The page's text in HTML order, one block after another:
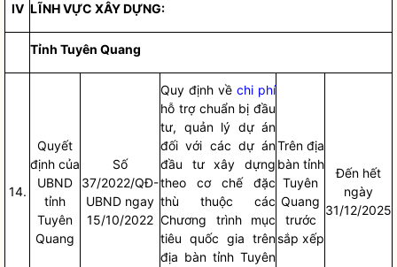
IV LĨNH VỰC XÂY DỰNG:
Tỉnh Tuyên Quang
14.
Quyết
định của
UBND
tỉnh
Tuyên
Quang
Số
37/2022/QĐ-
UBND ngay
15/10/2022
Quy định về chi phí
hỗ trợ chuẩn bị đầu
tư, quản lý dự án
đối với các dự án
đầu tư xây dựng
theo cơ chế đặc
thù thuộc các
Chương trình mục
tiêu quốc gia trên
địa bàn tỉnh Tuyên
Trên địa
bàntỉnh
Tuyên
Quang
trước
sắp xếp
Đến hết
ngày
31/12/2025